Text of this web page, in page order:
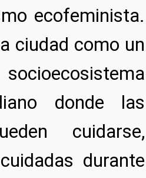
ecofeminista.
ciudad como un
donde las
cuidarse,
durante